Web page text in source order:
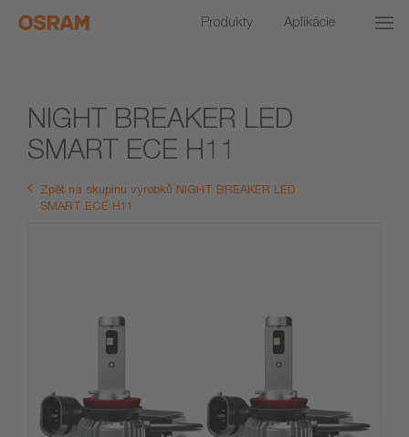
Produkty Aplikácie
NIGHT BREAKER LED
SMART ECE H11
Zpět na skupinu výrobků NIGHT BREAKER LED
SMART ECE H11